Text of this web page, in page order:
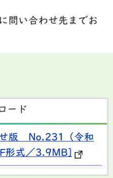
問い合わせ先までお
ード
版 No.231（令和
形式／3.9MB]